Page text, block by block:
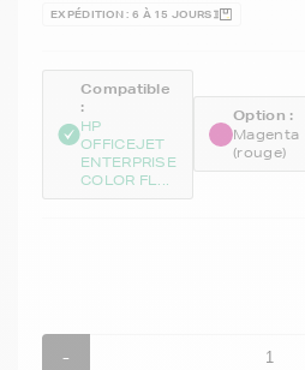
EXPÉDITION : 6 À 15 JOURS
Compatible
:
HP
OFFICEJET
ENTERPRISE
COLOR FL...
Option :
Magenta
(rouge)
-